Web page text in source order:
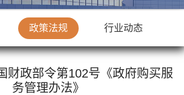
政策法规 行业动态
财政部令第102号《政府购买服
务管理办法》